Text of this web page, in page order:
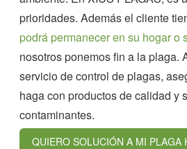
prioridades. Además el cliente
podrá permanecer en su hogar o
nosotros ponemos fin a la plaga.
servicio de control de plagas,
haga con productos de calidad y
contaminantes.
QUIERO SOLUCIÓN A MI PLAGA